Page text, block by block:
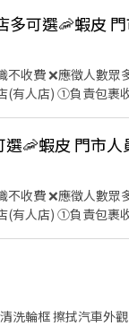
號@547qfznf（記
店) 時薪 $204 烏日
) 🎉排班方式 一週至少排班四天（
號 北屯軍功 - 智
台中市北屯區天
區一路96之2號 西
文心路三段396號
店) 時薪 $204 烏日
洗輪框 擦拭汽車外